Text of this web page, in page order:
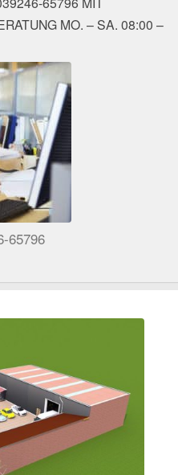
MO. – SA. 08:00 –
65796